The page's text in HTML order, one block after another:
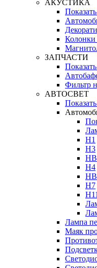
АКУСТИКА
ЗАПЧАСТИ
Фильтр
АВТОСВЕТ
H1
H3
H4
H7
H11
Лампа
Маяк